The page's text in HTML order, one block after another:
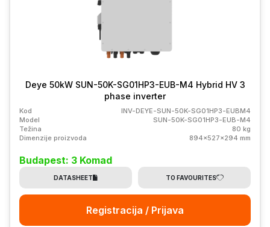
Deye 50kW SUN-50K-SG01HP3-EUB-M4 Hybrid HV 3
phase inverter
Kod
INV-DEYE-SUN-50K-SG01HP3-EUBM4
Model
SUN-50K-SG01HP3-EUB-M4
Težina
80 kg
Dimenzije proizvoda
894x527x294 mm
Budapest: 3 Komad
DATASHEET TO FAVOURITES
Registracija / Prijava